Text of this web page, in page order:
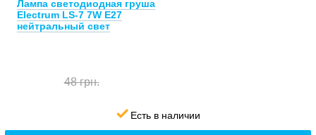
Лампа светодиодная груша
Electrum LS-7 7W E27
нейтральный свет
48 грн.
Есть в наличии